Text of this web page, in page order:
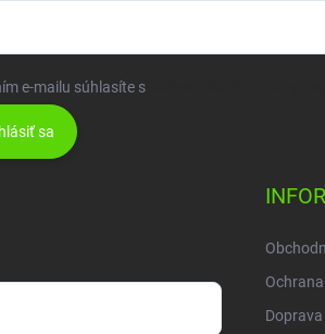
e-mailu súhlasíte s
sa